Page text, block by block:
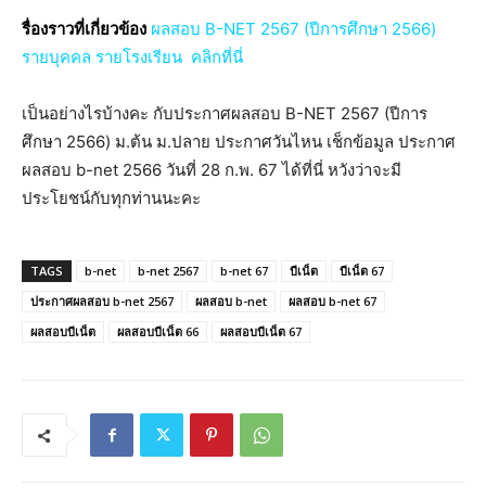
รื่องราวที่เกี่ยวข้อง ผลสอบ B-NET 2567 (ปีการศึกษา 2566)
รายบุคคล รายโรงเรียน คลิกที่นี่
เป็นอย่างไรบ้างคะ กับประกาศผลสอบ B-NET 2567 (ปีการ
ศึกษา 2566) ม.ต้น ม.ปลาย ประกาศวันไหน เช็กข้อมูล ประกาศ
ผลสอบ b-net 2566 วันที่ 28 ก.พ. 67 ได้ที่นี่ หวังว่าจะมี
ประโยชน์กับทุกท่านนะคะ
TAGS b-net b-net 2567 b-net 67 บีเน็ต
บีเน็ต 67
ประกาศผลสอบ b-net 2567
ผลสอบ b-net
ผลสอบ b-net 67
ผลสอบบีเน็ต
ผลสอบบีเน็ต 66 ผลสอบบีเน็ต 67